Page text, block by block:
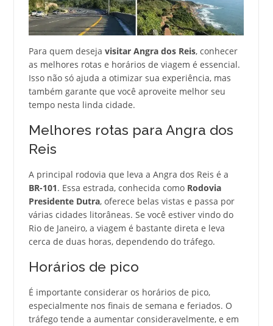
Para quem deseja visitar Angra dos Reis, conhecer
as melhores rotas e horários de viagem é essencial.
Isso não só ajuda a otimizar sua experiência, mas
também garante que você aproveite melhor seu
tempo nesta linda cidade.
Melhores rotas para Angra dos
Reis
A principal rodovia que leva a Angra dos Reis é a
BR-101. Essa estrada, conhecida como Rodovia
Presidente Dutra, oferece belas vistas e passa por
várias cidades litorâneas. Se você estiver vindo do
Rio de Janeiro, a viagem é bastante direta e leva
cerca de duas horas, dependendo do tráfego.
Horários de pico
É importante considerar os horários de pico,
especialmente nos finais de semana e feriados. O
tráfego tende a aumentar consideravelmente, e em